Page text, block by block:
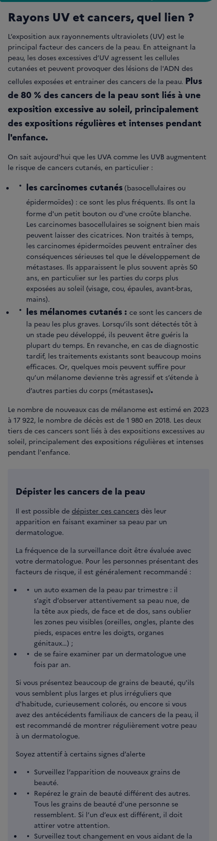
Rayons UV et cancers, quel lien ?
L’exposition aux rayonnements ultraviolets (UV) est le
principal facteur des cancers de la peau. En atteignant la
peau, les doses excessives d’UV agressent les cellules
cutanées et peuvent provoquer des lésions de l'ADN des
cellules exposées et entrainer des cancers de la peau. Plus
de 80 % des cancers de la peau sont liés à une
exposition excessive au soleil, principalement
des expositions régulières et intenses pendant
l'enfance.
On sait aujourd'hui que les UVA comme les UVB augmentent
le risque de cancers cutanés, en particulier :
les carcinomes cutanés (basocellulaires ou
épidermoïdes) : ce sont les plus fréquents. Ils ont la
forme d'un petit bouton ou d'une croûte blanche.
Les carcinomes basocellulaires se soignent bien mais
peuvent laisser des cicatrices. Non traités à temps,
les carcinomes épidermoïdes peuvent entraîner des
conséquences sérieuses tel que le développement de
métastases. Ils apparaissent le plus souvent après 50
ans, en particulier sur les parties du corps plus
exposées au soleil (visage, cou, épaules, avant-bras,
mains).
les mélanomes cutanés : ce sont les cancers de
la peau les plus graves. Lorsqu’ils sont détectés tôt à
un stade peu développé, ils peuvent être guéris la
plupart du temps. En revanche, en cas de diagnostic
tardif, les traitements existants sont beaucoup moins
efficaces. Or, quelques mois peuvent suffire pour
qu’un mélanome devienne très agressif et s’étende à
d’autres parties du corps (métastases).
Le nombre de nouveaux cas de mélanome est estimé en 2023
à 17 922, le nombre de décès est de 1 980 en 2018. Les deux
tiers de ces cancers sont liés à des expositions excessives au
soleil, principalement des expositions régulières et intenses
pendant l'enfance.
Dépister les cancers de la peau
Il est possible de dépister ces cancers dès leur
apparition en faisant examiner sa peau par un
dermatologue.
La fréquence de la surveillance doit être évaluée avec
votre dermatologue. Pour les personnes présentant des
facteurs de risque, il est généralement recommandé :
un auto examen de la peau par trimestre : il
s’agit d’observer attentivement sa peau nue, de
la tête aux pieds, de face et de dos, sans oublier
les zones peu visibles (oreilles, ongles, plante des
pieds, espaces entre les doigts, organes
génitaux…) ;
de se faire examiner par un dermatologue une
fois par an.
Si vous présentez beaucoup de grains de beauté, qu'ils
vous semblent plus larges et plus irréguliers que
d'habitude, curieusement colorés, ou encore si vous
avez des antécédents familiaux de cancers de la peau, il
est recommandé de montrer régulièrement votre peau
à un dermatologue.
Soyez attentif à certains signes d’alerte
Surveillez l’apparition de nouveaux grains de
beauté.
Repérez le grain de beauté différent des autres.
Tous les grains de beauté d’une personne se
ressemblent. Si l’un d’eux est différent, il doit
attirer votre attention.
Surveillez tout changement en vous aidant de la